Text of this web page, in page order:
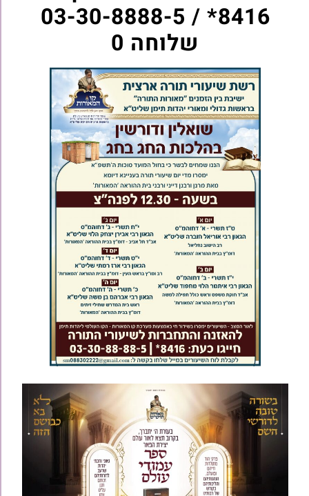
8416* / 03-30-8888-5
שלוחה 0